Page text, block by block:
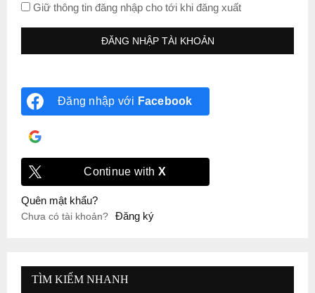
Giữ thông tin đăng nhập cho tới khi đăng xuất
Đăng nhập với Facebook
Continue with X
Quên mật khẩu?
Chưa có tài khoản? Đăng ký
TÌM KIẾM NHANH